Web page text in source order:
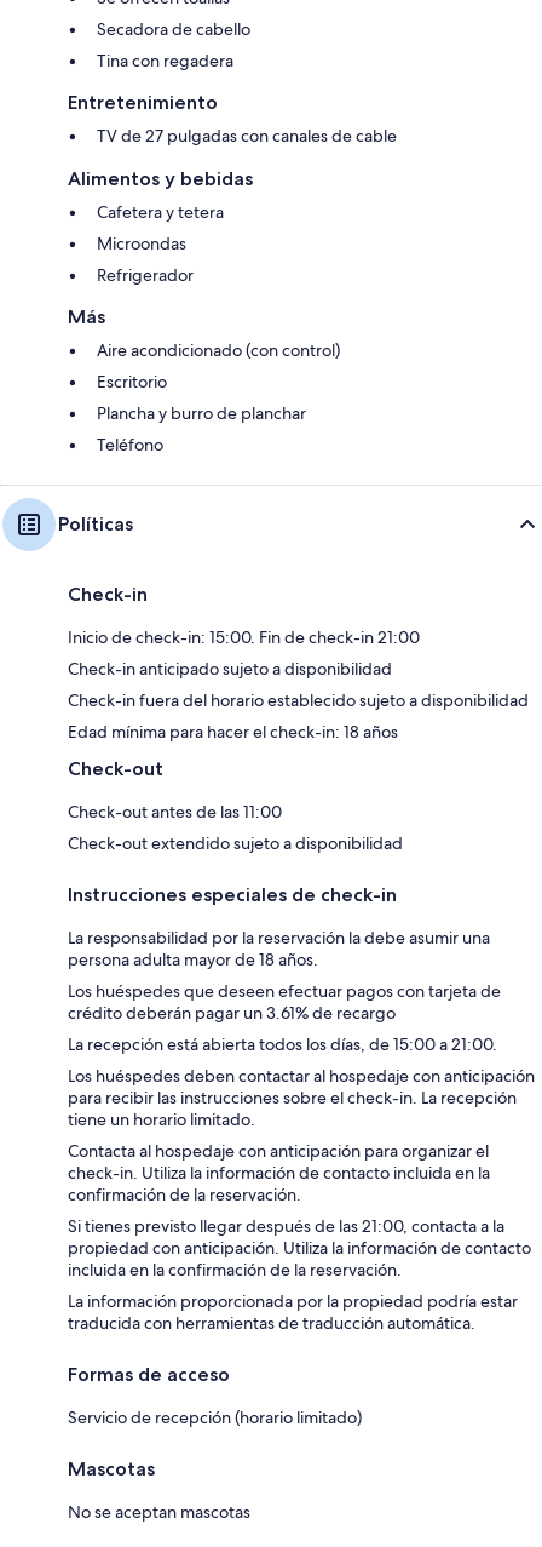
Secadora de cabello
Tina con regadera
Entretenimiento
TV de 27 pulgadas con canales de cable
Alimentos y bebidas
Cafetera y tetera
Microondas
Refrigerador
Más
Aire acondicionado (con control)
Escritorio
Plancha y burro de planchar
Teléfono
Políticas
Check-in
Inicio de check-in: 15:00. Fin de check-in 21:00
Check-in anticipado sujeto a disponibilidad
Check-in fuera del horario establecido sujeto a disponibilidad
Edad mínima para hacer el check-in: 18 años
Check-out
Check-out antes de las 11:00
Check-out extendido sujeto a disponibilidad
Instrucciones especiales de check-in
La responsabilidad por la reservación la debe asumir una
persona adulta mayor de 18 años.
Los huéspedes que deseen efectuar pagos con tarjeta de
crédito deberán pagar un 3.61% de recargo
La recepción está abierta todos los días, de 15:00 a 21:00.
Los huéspedes deben contactar al hospedaje con anticipación
para recibir las instrucciones sobre el check-in. La recepción
tiene un horario limitado.
Contacta al hospedaje con anticipación para organizar el
check-in. Utiliza la información de contacto incluida en la
confirmación de la reservación.
Si tienes previsto llegar después de las 21:00, contacta a la
propiedad con anticipación. Utiliza la información de contacto
incluida en la confirmación de la reservación.
La información proporcionada por la propiedad podría estar
traducida con herramientas de traducción automática.
Formas de acceso
Servicio de recepción (horario limitado)
Mascotas
No se aceptan mascotas